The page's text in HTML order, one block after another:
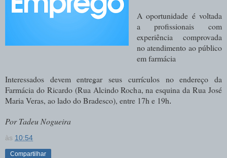
A oportunidade é voltada
a profissionais com
experiência comprovada
no atendimento ao público
em farmácia
Interessados devem entregar seus currículos no endereço da
Farmácia do Ricardo (Rua Alcindo Rocha, na esquina da Rua José
Maria Veras, ao lado do Bradesco), entre 17h e 19h.
Por Tadeu Nogueira
às 10:54
Compartilhar